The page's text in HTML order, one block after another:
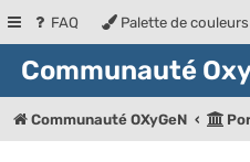
FAQ Palette de couleurs
Communauté
Communauté OXyGeN